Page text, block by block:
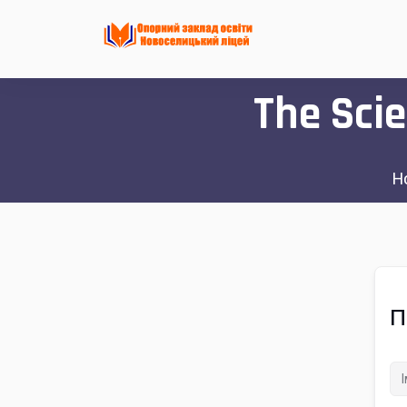
The